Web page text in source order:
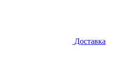
Доставка